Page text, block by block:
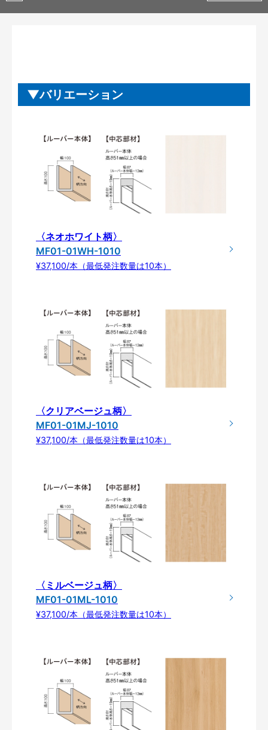
バリエーション
〈ネオホワイト柄〉
MF01-01WH-1010
¥37,100/本（最低発注数量は10本）
〈クリアベージュ柄〉
MF01-01MJ-1010
¥37,100/本（最低発注数量は10本）
〈ミルベージュ柄〉
MF01-01ML-1010
¥37,100/本（最低発注数量は10本）